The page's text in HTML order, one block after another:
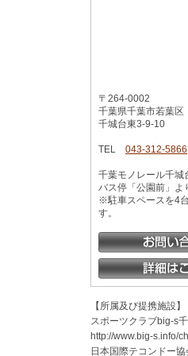
〒264-0002
千葉県千葉市若葉区
千城台東3-9-10
TEL 043-312-5866
千葉モノレール千城
バス停「公園前」よ
※駐車スペースを4
す。
【所属及び提携施設】
スポーツクラブbig-s
http://www.big-s.info/
日本国際テコンドー